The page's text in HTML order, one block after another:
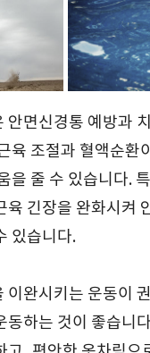
안면신경통 예방과
육 조절과 혈액순환
을 줄 수 있습니다.
육 긴장을 완화시켜
있습니다.
이완시키는 운동이
동하는 것이 좋습니